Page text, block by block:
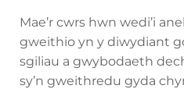
Mae’r cwrs hwn wedi’i
gweithio yn y diwydiant
sgiliau a gwybodaeth
sy’n gweithredu gyda